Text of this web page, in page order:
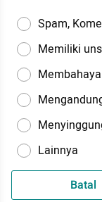
Spam,
Memiliki
Lainnya
Batal